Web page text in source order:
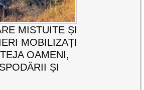
MISTUITE ȘI
MOBILIZAȚI
OAMENI,
ȘI